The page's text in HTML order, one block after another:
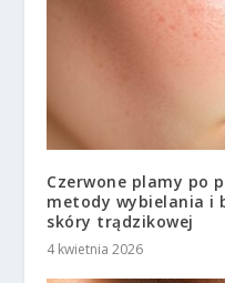
Czerwone plamy po
metody wybielania i
skóry trądzikowej
4 kwietnia 2026